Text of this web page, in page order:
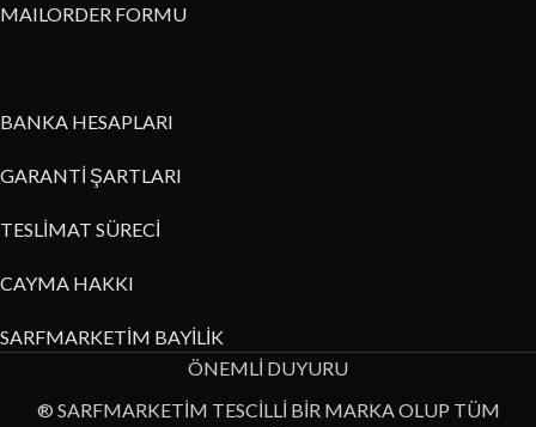
MAILORDER FORMU
BANKA HESAPLARI
GARANTİ ŞARTLARI
TESLİMAT SÜRECİ
CAYMA HAKKI
SARFMARKETİM BAYİLİK
ÖNEMLİ DUYURU
® SARFMARKETİM TESCİLLİ BİR MARKA OLUP TÜM